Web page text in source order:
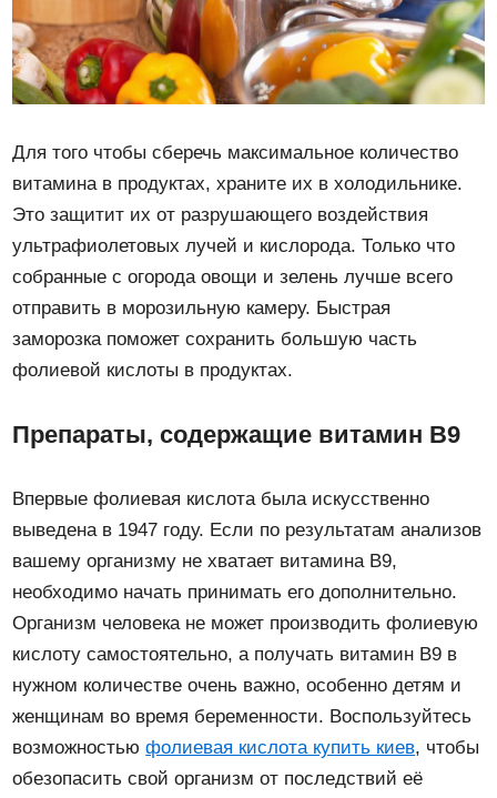
Для того чтобы сберечь максимальное количество
витамина в продуктах, храните их в холодильнике.
Это защитит их от разрушающего воздействия
ультрафиолетовых лучей и кислорода. Только что
собранные с огорода овощи и зелень лучше всего
отправить в морозильную камеру. Быстрая
заморозка поможет сохранить большую часть
фолиевой кислоты в продуктах.
Препараты, содержащие витамин B9
Впервые фолиевая кислота была искусственно
выведена в 1947 году. Если по результатам анализов
вашему организму не хватает витамина B9,
необходимо начать принимать его дополнительно.
Организм человека не может производить фолиевую
кислоту самостоятельно, а получать витамин B9 в
нужном количестве очень важно, особенно детям и
женщинам во время беременности. Воспользуйтесь
возможностьюфолиевая кислота купить киев, чтобы
обезопасить свой организм от последствий её